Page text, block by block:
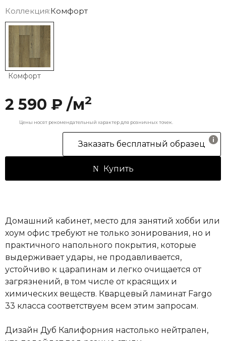
Коллекция:Комфорт
Комфорт
2 590 ₽ /м2
Цены носят рекомендательный характер для розничных точек.
Заказать бесплатный образец
Купить
Домашний кабинет, место для занятий хобби или
хоум офис требуют не только зонирования, но и
практичного напольного покрытия, которые
выдерживает удары, не продавливается,
устойчиво к царапинам и легко очищается от
загрязнений, в том числе от красящих и
химических веществ. Кварцевый ламинат Fargo
33 класса соответствуем всем этим запросам.
Дизайн Дуб Калифорния настолько нейтрален,